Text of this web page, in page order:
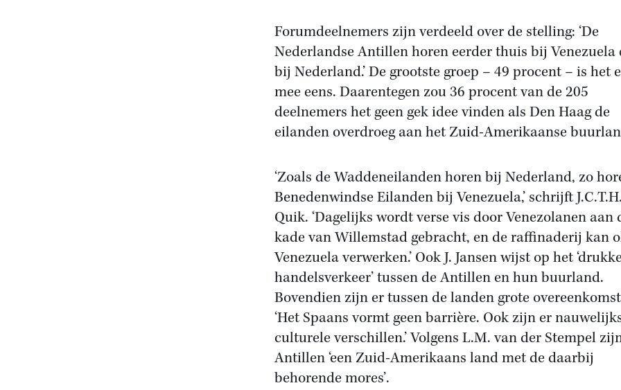
Forumdeelnemers zijn verdeeld over de stelling: ‘De
Nederlandse Antillen horen eerder thuis bij Venezuela
bij Nederland.’ De grootste groep – 49 procent – is het
mee eens. Daarentegen zou 36 procent van de 205
deelnemers het geen gek idee vinden als Den Haag de
eilanden overdroeg aan het Zuid-Amerikaanse
‘Zoals de Waddeneilanden horen bij Nederland, zo
Benedenwindse Eilanden bij Venezuela,’ schrijft J.C.T.H.
Quik. ‘Dagelijks wordt verse vis door Venezolanen aan
kade van Willemstad gebracht, en de raffinaderij kan
Venezuela verwerken.’ Ook J. Jansen wijst op het
handelsverkeer’ tussen de Antillen en hun buurland.
Bovendien zijn er tussen de landen grote
‘Het Spaans vormt geen barrière. Ook zijn er
culturele verschillen.’ Volgens L.M. van der Stempel
Antillen ‘een Zuid-Amerikaans land met de daarbij
behorende mores’.